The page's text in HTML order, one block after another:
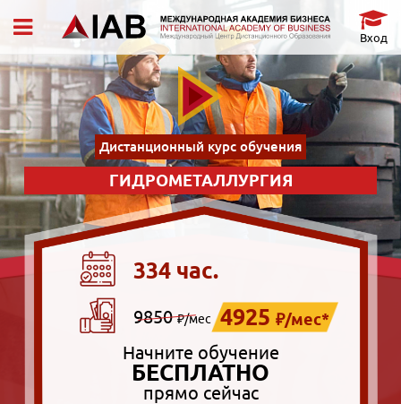
Вход
Дистанционный курс обучения
ГИДРОМЕТАЛЛУРГИЯ
334 час.
9850₽/мес 4925 ₽/мес*
Начните обучение
БЕСПЛАТНО
прямо сейчас